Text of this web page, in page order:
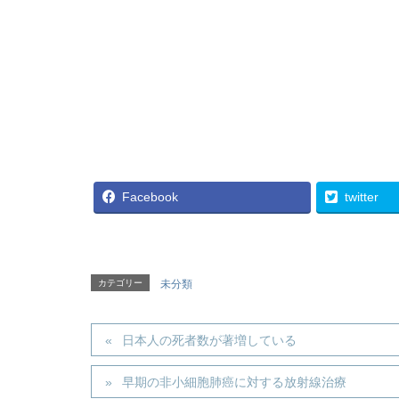
Facebook twitter
カテゴリー 未分類
日本人の死者数が著増している
早期の非小細胞肺癌に対する放射線治療